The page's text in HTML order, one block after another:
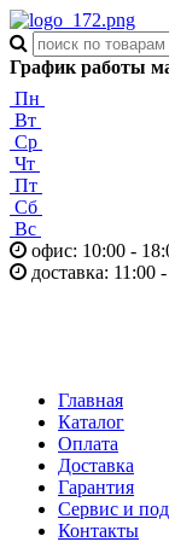
График работы
Пн
Вт
Ср
Чт
Пт
Сб
Вс
офис: 10:00 -
доставка: 11:00
Главная
Каталог
Оплата
Доставка
Гарантия
Сервис и
Контакты